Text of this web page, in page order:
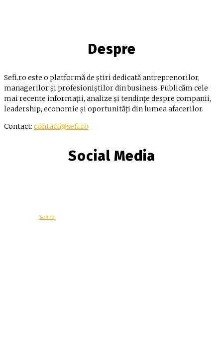
Despre
Sefi.ro este o platformă de știri dedicată antreprenorilor,
managerilor și profesioniștilor din business. Publicăm cele
mai recente informații, analize și tendințe despre companii,
leadership, economie și oportunități din lumea afacerilor.
Contact: contact@sefi.ro
Social Media
Sefi.ro